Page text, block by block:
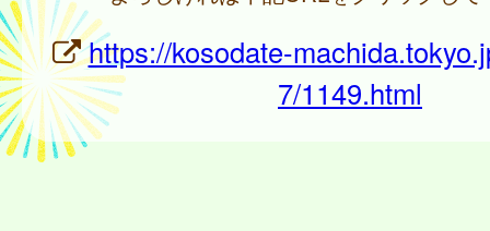
https://kosodate-
7/1149.html